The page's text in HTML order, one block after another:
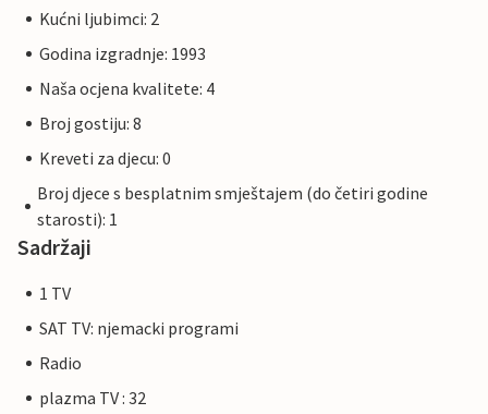
Kućni ljubimci: 2
Godina izgradnje: 1993
Naša ocjena kvalitete: 4
Broj gostiju: 8
Kreveti za djecu: 0
Broj djece s besplatnim smještajem (do četiri godine
starosti): 1
Sadržaji
1 TV
SAT TV: njemacki programi
Radio
plazma TV : 32